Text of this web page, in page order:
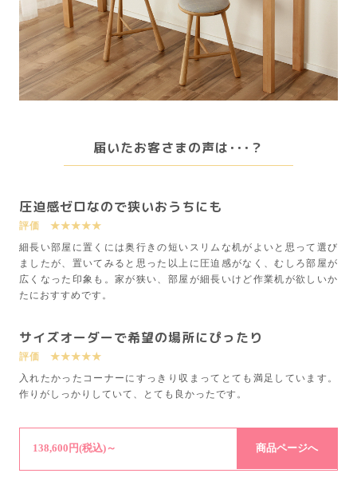
届いたお客さまの声は･･･？
圧迫感ゼロなので狭いおうちにも
評価 ★★★★★
細長い部屋に置くには奥行きの短いスリムな机がよいと思って選び
ましたが、置いてみると思った以上に圧迫感がなく、むしろ部屋が
広くなった印象も。家が狭い、部屋が細長いけど作業机が欲しいか
たにおすすめです。
サイズオーダーで希望の場所にぴったり
評価 ★★★★★
入れたかったコーナーにすっきり収まってとても満足しています。
作りがしっかりしていて、とても良かったです。
138,600円(税込)～ 商品ページへ